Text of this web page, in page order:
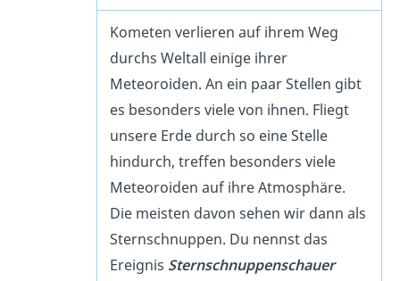
Kometen verlieren auf ihrem Weg
durchs Weltall einige ihrer
Meteoroiden. An ein paar Stellen gibt
es besonders viele von ihnen. Fliegt
unsere Erde durch so eine Stelle
hindurch, treffen besonders viele
Meteoroiden auf ihre Atmosphäre.
Die meisten davon sehen wir dann als
Sternschnuppen. Du nennst das
Ereignis Sternschnuppenschauer